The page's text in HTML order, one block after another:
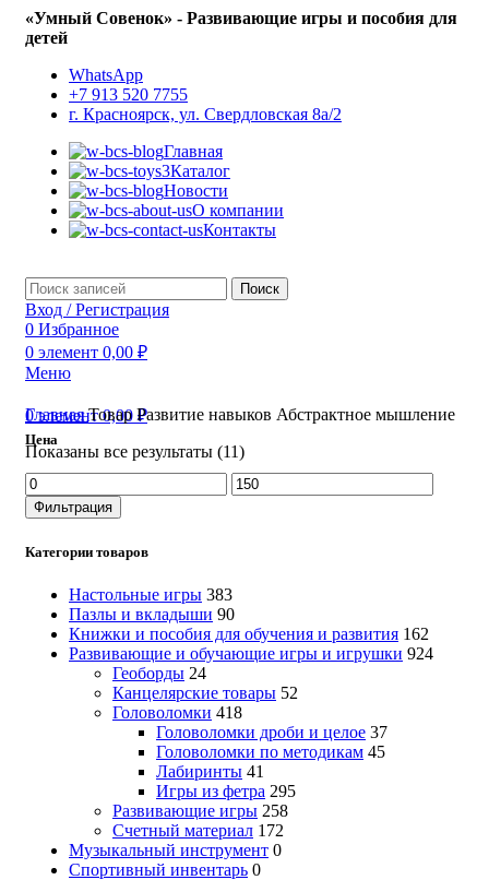
«Умный Совенок» - Развивающие игры и пособия для
детей
WhatsApp
+7 913 520 7755
г. Красноярск, ул. Свердловская 8а/2
Главная
Каталог
Новости
О компании
Контакты
Поиск
Вход / Регистрация
0 Избранное
0 элемент 0,00 ₽
Меню
0элемент 0,00₽
ГлавнаяТовар Развитие навыков Абстрактное мышление
Показаны все результаты (11)
Цена
Минимальная
цена
Максимальная
цена
Фильтрация
Категории товаров
Настольные игры 383
Пазлы и вкладыши 90
Книжки и пособия для обучения и развития 162
Развивающие и обучающие игры и игрушки 924
Геоборды 24
Канцелярские товары 52
Головоломки 418
Головоломки дроби и целое 37
Головоломки по методикам 45
Лабиринты 41
Игры из фетра 295
Развивающие игры 258
Счетный материал 172
Музыкальный инструмент 0
Спортивный инвентарь 0